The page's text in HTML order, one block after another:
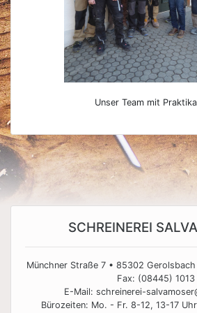
Unser Team mit
SCHREINEREI
Münchner Straße 7 • 85302
Fax: (08445) 1013
E-Mail: schreinerei-
Bürozeiten: Mo. - Fr. 8-12, 13-17